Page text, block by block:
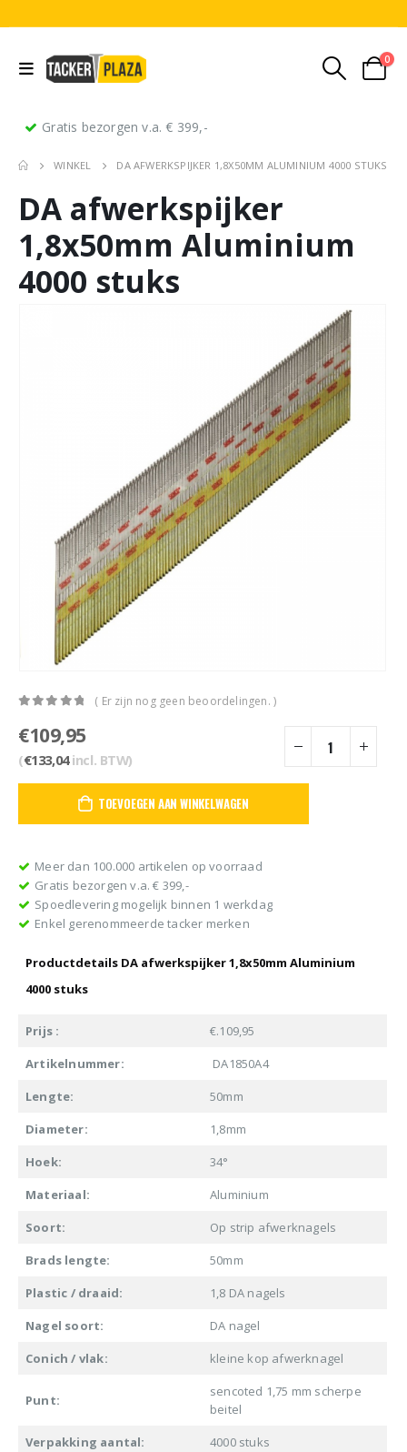
0
Gratis bezorgen v.a. € 399,-
WINKEL DA AFWERKSPIJKER 1,8X50MM ALUMINIUM 4000 STUKS
DA afwerkspijker
1,8x50mm Aluminium
4000 stuks
( Er zijn nog geen beoordelingen. )
€109,95
(€133,04incl. BTW)
TOEVOEGEN AAN WINKELWAGEN
Meer dan 100.000 artikelen op voorraad
Gratis bezorgen v.a. € 399,-
Spoedlevering mogelijk binnen 1 werkdag
Enkel gerenommeerde tacker merken
Productdetails DA afwerkspijker 1,8x50mm Aluminium
4000 stuks
Prijs :
€.109,95
Artikelnummer:
DA1850A4
Lengte:
50mm
Diameter:
1,8mm
Hoek:
34°
Materiaal:
Aluminium
Soort:
Op strip afwerknagels
Brads lengte:
50mm
Plastic / draaid:
1,8 DA nagels
Nagel soort:
DA nagel
Conich / vlak:
kleine kop afwerknagel
Punt:
sencoted 1,75 mm scherpe
beitel
Verpakking aantal:
4000 stuks